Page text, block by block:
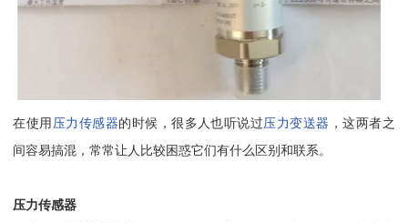
在使用 压力传感器的时候，很多人也听说过压力变送器 ，这两者之
间容易搞混，常常让人比较困惑它们有什么区别和联系。
压力传感器